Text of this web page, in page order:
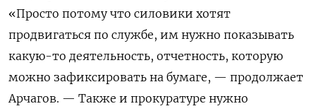
«Просто потому что силовики хотят
продвигаться по службе, им нужно показывать
какую-то деятельность, отчетность, которую
можно зафиксировать на бумаге, — продолжает
Арчагов. — Также и прокуратуре нужно